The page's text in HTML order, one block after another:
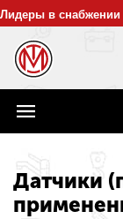
Лидеры в снабжении
Датчики